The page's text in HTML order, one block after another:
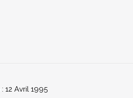
: 12 Avril 1995